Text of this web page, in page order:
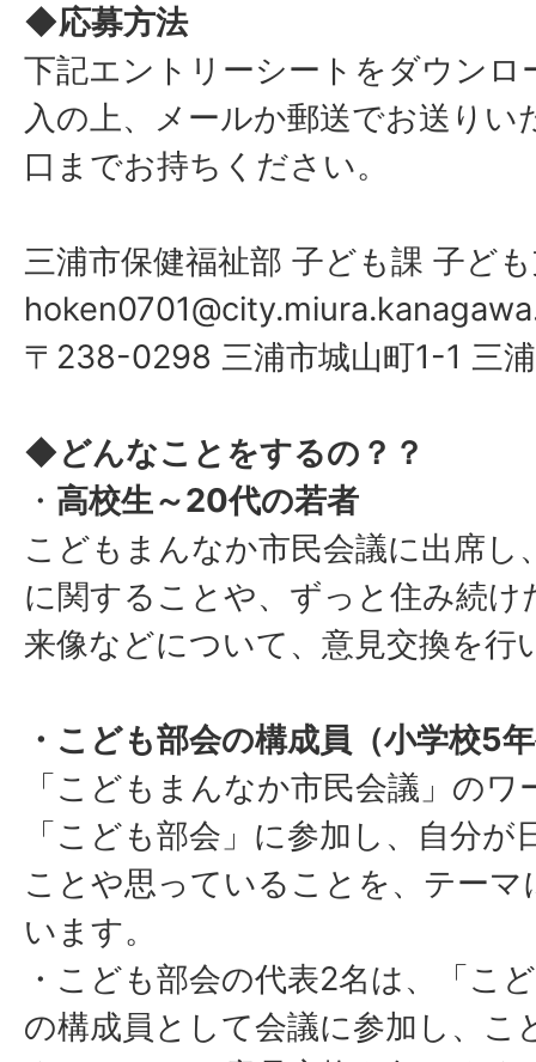
◆応募方法
下記エントリーシートをダウンロ
入の上、メールか郵送でお送りい
口までお持ちください。
三浦市保健福祉部 子ども課 子ど
〒238-0298 三浦市城山町1-1 三
◆どんなことをするの？？
・ 高校生～20代の若者
こどもまんなか市民会議に出席し
に関することや、ずっと住み続け
来像などについて、意見交換を行
・こども部会の構成員（小学校5
「こどもまんなか市民会議」の
「こども部会」に参加し、自分
ことや思っていることを、テー
います。
・こども部会の代表2名は、「こ
の構成員として会議に参加し、こ